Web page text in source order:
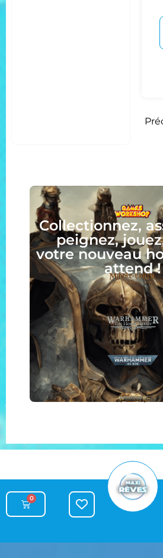
Collectionnez,
peignez,
votre nouveau
attend !
0